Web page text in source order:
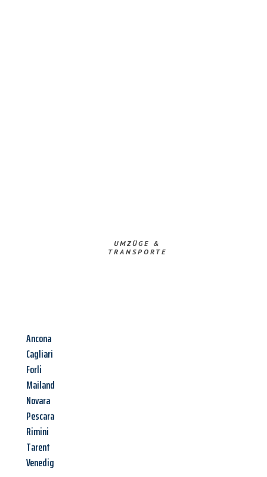
UMZÜGE &
TRANSPORTE
Ancona
Cagliari
Forli
Mailand
Novara
Pescara
Rimini
Tarent
Venedig